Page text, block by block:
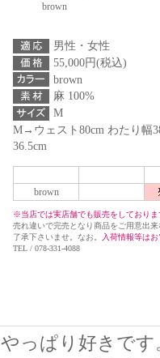
brown
男性・女性
55,000円(税込)
brown
麻 100%
M
M→ウェスト80cm わたり幅
36.5cm
brown
※当店では実店舗でも販売をしておりま
売れ違いで完売となり商品をご用意出
了承下さいませ。なお。
入荷情報等は
TEL / 078-331-4088
やっぱり好きです